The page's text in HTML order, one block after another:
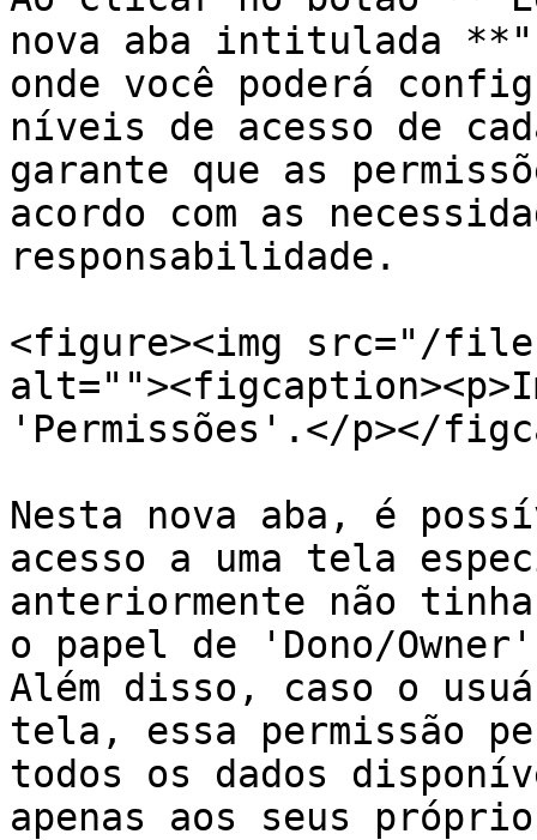
nova aba intitulada
onde você poderá
níveis de acesso de
garante que as
acordo com as
responsabilidade.
<figure><img src="/
'Permissões'.</p></
Nesta nova aba, é
acesso a uma tela
anteriormente não
o papel de 'Dono/
Além disso, caso o
tela, essa permissão
todos os dados
apenas aos seus